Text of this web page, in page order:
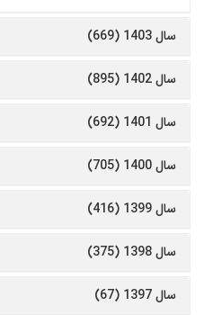
سال 1403 (669)
سال 1402 (895)
سال 1401 (692)
سال 1400 (705)
سال 1399 (416)
سال 1398 (375)
سال 1397 (67)